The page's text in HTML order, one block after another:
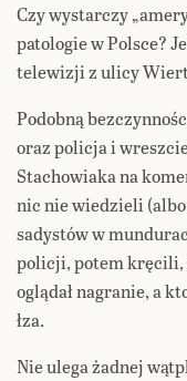
Czy wystarczy
patologie w Polsce?
telewizji z ulicy
Podobną
oraz policja i
Stachowiaka na
nic nie wiedzieli
sadystów w
policji, potem kręcili,
oglądał nagranie, a
łza.
Nie ulega żadnej